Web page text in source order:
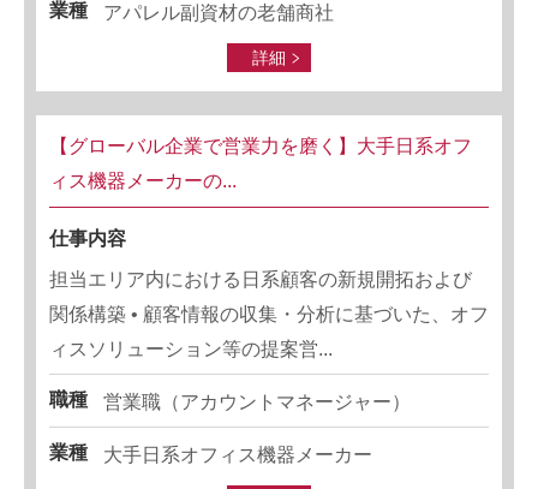
業種 アパレル副資材の老舗商社
詳細
【グローバル企業で営業力を磨く】大手日系オフ
ィス機器メーカーの...
仕事内容
担当エリア内における日系顧客の新規開拓および
関係構築 • 顧客情報の収集・分析に基づいた、オフ
ィスソリューション等の提案営...
職種 営業職（アカウントマネージャー）
業種 大手日系オフィス機器メーカー